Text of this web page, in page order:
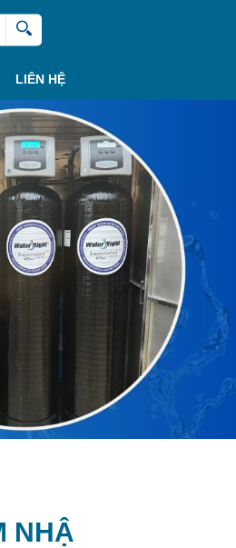
LIÊN HỆ
ẬP KH